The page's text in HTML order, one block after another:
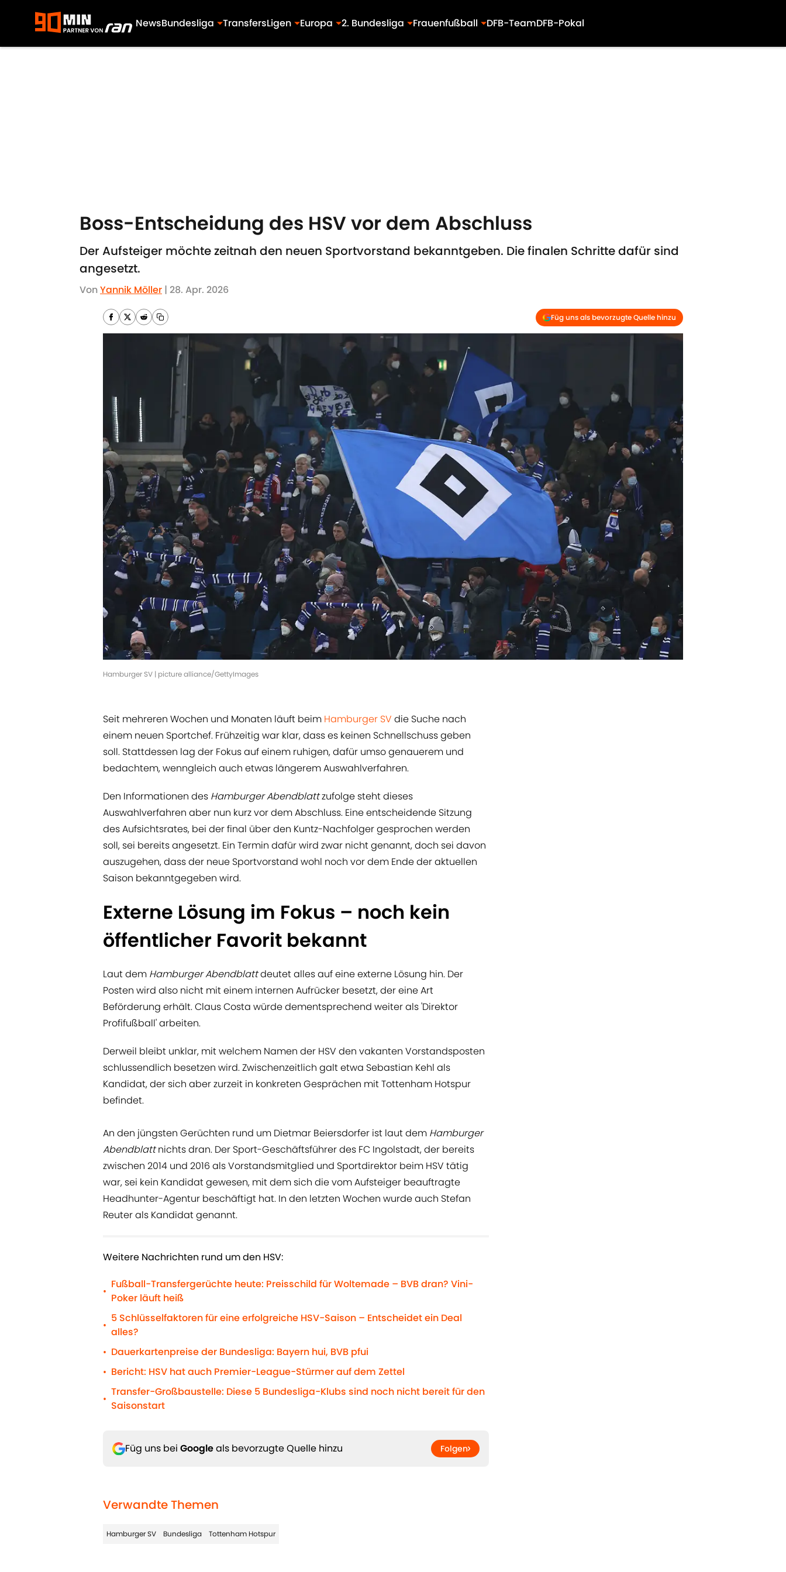
NewsBundesliga TransfersLigen Europa 2. Bundesliga Frauenfußball DFB-TeamDFB-Pokal
Boss-Entscheidung des HSV vor dem Abschluss
Der Aufsteiger möchte zeitnah den neuen Sportvorstand bekanntgeben. Die finalen Schritte dafür sind
angesetzt.
VonYannik Möller | 28. Apr. 2026
Füg uns als bevorzugte Quelle hinzu
Hamburger SV | picture alliance/GettyImages
Seit mehreren Wochen und Monaten läuft beim Hamburger SV die Suche nach
einem neuen Sportchef. Frühzeitig war klar, dass es keinen Schnellschuss geben
soll. Stattdessen lag der Fokus auf einem ruhigen, dafür umso genauerem und
bedachtem, wenngleich auch etwas längerem Auswahlverfahren.
Den Informationen des Hamburger Abendblattzufolge steht dieses
Auswahlverfahren aber nun kurz vor dem Abschluss. Eine entscheidende Sitzung
des Aufsichtsrates, bei der final über den Kuntz-Nachfolger gesprochen werden
soll, sei bereits angesetzt. Ein Termin dafür wird zwar nicht genannt, doch sei davon
auszugehen, dass der neue Sportvorstand wohl noch vor dem Ende der aktuellen
Saison bekanntgegeben wird.
Externe Lösung im Fokus – noch kein
öffentlicher Favorit bekannt
Laut dem Hamburger Abendblattdeutet alles auf eine externe Lösung hin. Der
Posten wird also nicht mit einem internen Aufrücker besetzt, der eine Art
Beförderung erhält. Claus Costa würde dementsprechend weiter als 'Direktor
Profifußball' arbeiten.
Derweil bleibt unklar, mit welchem Namen der HSV den vakanten Vorstandsposten
schlussendlich besetzen wird. Zwischenzeitlich galt etwa Sebastian Kehl als
Kandidat, der sich aber zurzeit in konkreten Gesprächen mit Tottenham Hotspur
befindet.
An den jüngsten Gerüchten rund um Dietmar Beiersdorfer ist laut dem Hamburger
Abendblattnichts dran. Der Sport-Geschäftsführer des FC Ingolstadt, der bereits
zwischen 2014 und 2016 als Vorstandsmitglied und Sportdirektor beim HSV tätig
war, sei kein Kandidat gewesen, mit dem sich die vom Aufsteiger beauftragte
Headhunter-Agentur beschäftigt hat. In den letzten Wochen wurde auch Stefan
Reuter als Kandidat genannt.
Weitere Nachrichten rund um den HSV:
•
Fußball-Transfergerüchte heute: Preisschild für Woltemade – BVB dran? Vini-
Poker läuft heiß
•
5 Schlüsselfaktoren für eine erfolgreiche HSV-Saison – Entscheidet ein Deal
alles?
• Dauerkartenpreise der Bundesliga: Bayern hui, BVB pfui
• Bericht: HSV hat auch Premier-League-Stürmer auf dem Zettel
•
Transfer-Großbaustelle: Diese 5 Bundesliga-Klubs sind noch nicht bereit für den
Saisonstart
Füg uns bei Googleals bevorzugte Quelle hinzu Folgen
Verwandte Themen
Hamburger SV Bundesliga Tottenham Hotspur